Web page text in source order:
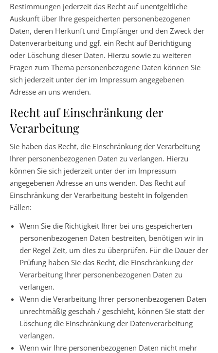
Bestimmungen jederzeit das Recht auf unentgeltliche
Auskunft über Ihre gespeicherten personenbezogenen
Daten, deren Herkunft und Empfänger und den Zweck der
Datenverarbeitung und ggf. ein Recht auf Berichtigung
oder Löschung dieser Daten. Hierzu sowie zu weiteren
Fragen zum Thema personenbezogene Daten können Sie
sich jederzeit unter der im Impressum angegebenen
Adresse an uns wenden.
Recht auf Einschränkung der
Verarbeitung
Sie haben das Recht, die Einschränkung der Verarbeitung
Ihrer personenbezogenen Daten zu verlangen. Hierzu
können Sie sich jederzeit unter der im Impressum
angegebenen Adresse an uns wenden. Das Recht auf
Einschränkung der Verarbeitung besteht in folgenden
Fällen:
Wenn Sie die Richtigkeit Ihrer bei uns gespeicherten
personenbezogenen Daten bestreiten, benötigen wir in
der Regel Zeit, um dies zu überprüfen. Für die Dauer der
Prüfung haben Sie das Recht, die Einschränkung der
Verarbeitung Ihrer personenbezogenen Daten zu
verlangen.
Wenn die Verarbeitung Ihrer personenbezogenen Daten
unrechtmäßig geschah / geschieht, können Sie statt der
Löschung die Einschränkung der Datenverarbeitung
verlangen.
Wenn wir Ihre personenbezogenen Daten nicht mehr